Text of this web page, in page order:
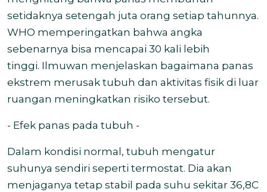
setidaknya setengah juta orang setiap tahunnya.
WHO memperingatkan bahwa angka
sebenarnya bisa mencapai 30 kali lebih
tinggi. Ilmuwan menjelaskan bagaimana panas
ekstrem merusak tubuh dan aktivitas fisik di luar
ruangan meningkatkan risiko tersebut.
- Efek panas pada tubuh -
Dalam kondisi normal, tubuh mengatur
suhunya sendiri seperti termostat. Dia akan
menjaganya tetap stabil pada suhu sekitar 36,8C